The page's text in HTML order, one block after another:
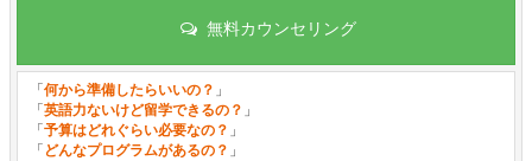
無料カウンセリング
「 何から準備したらいいの？ 」
「 英語力ないけど留学できるの？ 」
「 予算はどれぐらい必要なの？ 」
「 どんなプログラムがあるの？ 」